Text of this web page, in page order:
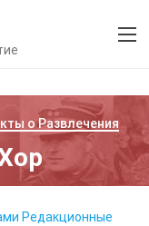
оРазвлечения
Редакционные